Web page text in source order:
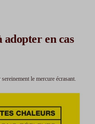
adopter en cas
le mercure écrasant.